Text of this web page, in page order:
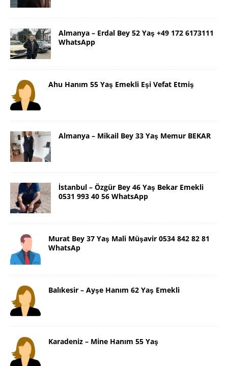
Almanya – Erdal Bey 52 Yaş +49 172 6173111
WhatsApp
Ahu Hanım 55 Yaş Emekli Eşi Vefat Etmiş
Almanya – Mikail Bey 33 Yaş Memur BEKAR
İstanbul – Özgür Bey 46 Yaş Bekar Emekli
0531 993 40 56 WhatsApp
Murat Bey 37 Yaş Mali Müşavir 0534 842 82 81
WhatsAp
Balıkesir – Ayşe Hanım 62 Yaş Emekli
Karadeniz – Mine Hanım 55 Yaş